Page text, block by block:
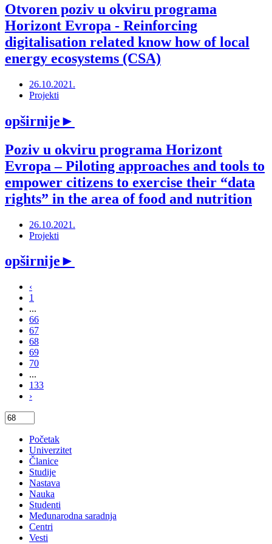
Otvoren poziv u okviru programa
Horizont Evropa - Reinforcing
digitalisation related know how of local
energy ecosystems (CSA)
26.10.2021.
Projekti
opširnije►
Poziv u okviru programa Horizont
Evropa ‒ Piloting approaches and tools to
empower citizens to exercise their “data
rights” in the area of food and nutrition
26.10.2021.
Projekti
opširnije►
‹
1
...
66
67
68
69
70
...
133
›
Početak
Univerzitet
Članice
Studije
Nastava
Nauka
Studenti
Međunarodna saradnja
Centri
Vesti